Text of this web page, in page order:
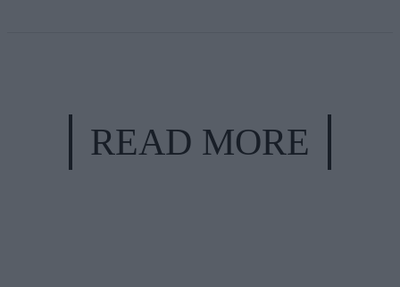
READ MORE